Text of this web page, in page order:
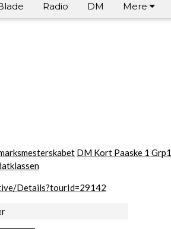
Radio DM Mere
DM Kort Paaske 1 Grp1
Details?tourId=29142